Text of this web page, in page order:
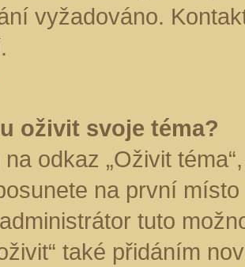
vyžadováno.
oživit svoje téma?
odkaz „Oživit
na první
tuto
také přidáním